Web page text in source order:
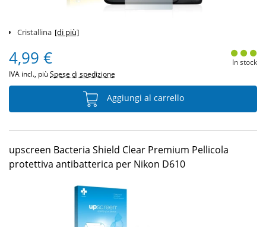
Cristallina [di più]
4,99 €
IVA incl., piùSpese di spedizione
In stock
Aggiungi al carrello
upscreen Bacteria Shield Clear Premium Pellicola
protettiva antibatterica per Nikon D610